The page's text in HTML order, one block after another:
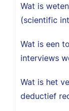
Wat is
(scientific
Wat is een
interviews
Wat is het
deductief